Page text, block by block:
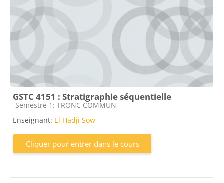
GSTC 4151 : Stratigraphie séquentielle
Catégorie de cours
Semestre 1: TRONC COMMUN
Enseignant: El Hadji Sow
Cliquer pour entrer dans le cours